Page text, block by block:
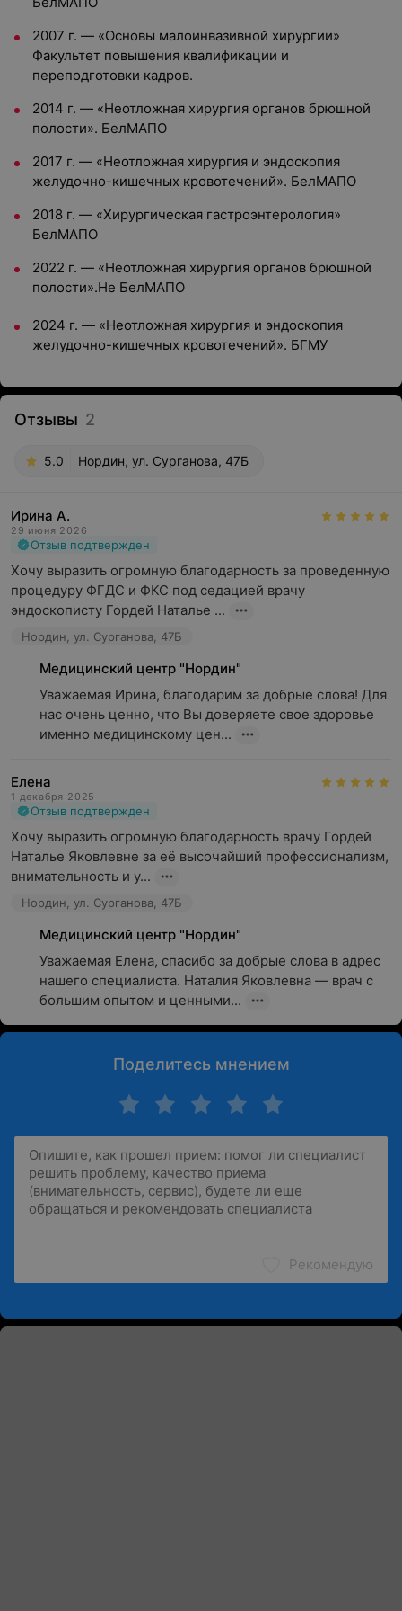
2007 г. — «Основы малоинвазивной хирургии»
Факультет повышения квалификации и
переподготовки кадров.
2014 г. — «Неотложная хирургия органов брюшной
полости». БелМАПО
2017 г. — «Неотложная хирургия и эндоскопия
желудочно-кишечных кровотечений». БелМАПО
2018 г. — «Хирургическая гастроэнтерология»
БелМАПО
2022 г. — «Неотложная хирургия органов брюшной
полости».Не БелМАПО
2024 г. — «Неотложная хирургия и эндоскопия
желудочно-кишечных кровотечений». БГМУ
Отзывы 2
5.0 Нордин, ул. Сурганова, 47Б
Ирина А.
29 июня 2026
Отзыв подтвержден
Хочу выразить огромную благодарность за проведенную
процедуру ФГДС и ФКС под седацией врачу
эндоскописту Гордей Наталье ...
Нордин, ул. Сурганова, 47Б
Медицинский центр "Нордин"
Уважаемая Ирина, благодарим за добрые слова! Для
нас очень ценно, что Вы доверяете свое здоровье
именно медицинскому цен...
Елена
1 декабря 2025
Отзыв подтвержден
Хочу выразить огромную благодарность врачу Гордей
Наталье Яковлевне за её высочайший профессионализм,
внимательность и у...
Нордин, ул. Сурганова, 47Б
Медицинский центр "Нордин"
Уважаемая Елена, спасибо за добрые слова в адрес
нашего специалиста. Наталия Якoвлевна — врач с
большим опытом и ценными...
Поделитесь мнением
Рекомендую